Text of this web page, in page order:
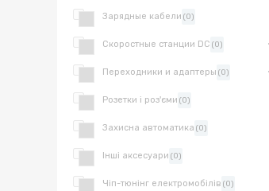
Зарядные кабели (0)
Скоростные станции DC (0)
Переходники и адаптеры (0)
Розетки і роз'єми (0)
Захисна автоматика (0)
Інші аксесуари (0)
Чіп-тюнінг електромобілів (0)